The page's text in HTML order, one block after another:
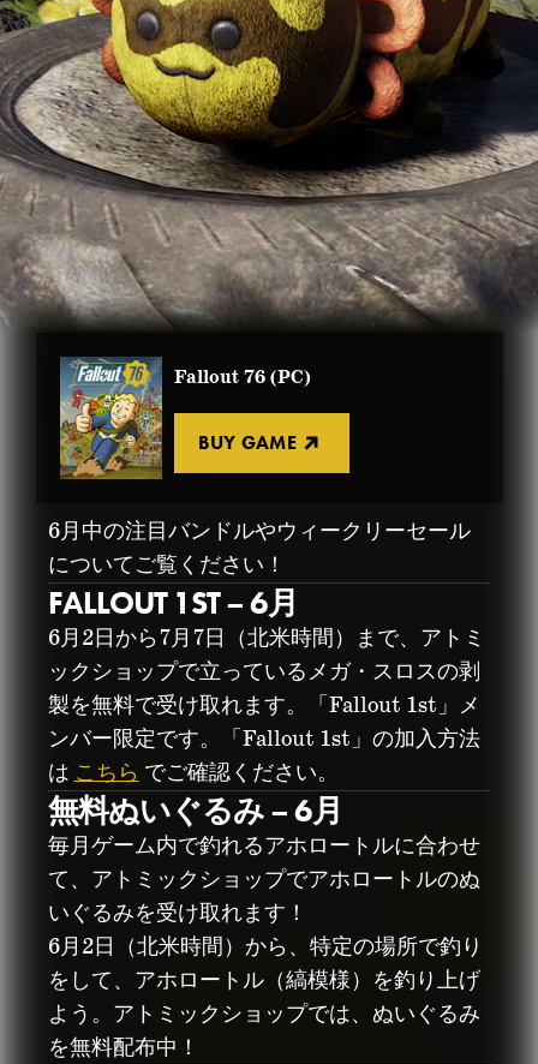
アトミックショッ
プマンスリーアッ
プデート：2026年
6月
2026年6月02日
Fallout 76 (PC)
BUY GAME
6月中の注目バンドルやウィークリーセール
についてご覧ください！
FALLOUT 1ST – 6月
6月2日から7月7日（北米時間）まで、アトミ
ックショップで立っているメガ・スロスの剥
製を無料で受け取れます。「Fallout 1st」メ
ンバー限定です。「Fallout 1st」の加入方法
はこちらでご確認ください。
無料ぬいぐるみ – 6月
毎月ゲーム内で釣れるアホロートルに合わせ
て、アトミックショップでアホロートルのぬ
いぐるみを受け取れます！
6月2日（北米時間）から、特定の場所で釣り
をして、アホロートル（縞模様）を釣り上げ
よう。アトミックショップでは、ぬいぐるみ
を無料配布中！